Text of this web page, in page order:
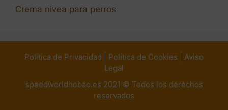
Crema nivea para perros
Política de Privacidad Política de Cookies
Aviso
Legal
speedworldhobao.es 2021 © Todos los derechos
reservados